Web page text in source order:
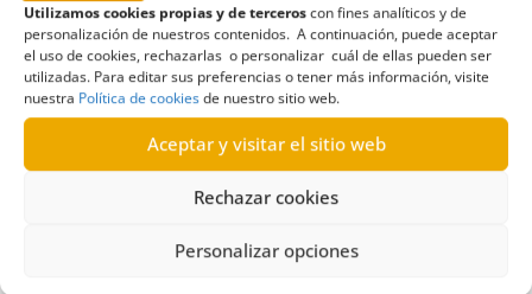
Utilizamos cookies propias y de terceroscon fines analíticos y de
personalización de nuestros contenidos. A continuación, puede aceptar
el uso de cookies, rechazarlas o personalizar cuál de ellas pueden ser
utilizadas. Para editar sus preferencias o tener más información, visite
nuestra Política de cookiesde nuestro sitio web.
Aceptar y visitar el sitio web
Rechazar cookies
Personalizar opciones